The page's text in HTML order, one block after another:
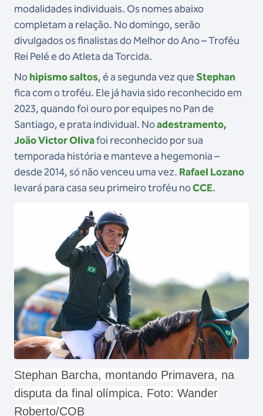
modalidades individuais. Os nomes abaixo
completam a relação. No domingo, serão
divulgados os finalistas do Melhor do Ano – Troféu
Rei Pelé e do Atleta da Torcida.
Nohipismo saltos, é a segunda vez queStephan
fica com o troféu. Ele já havia sido reconhecido em
2023, quando foi ouro por equipes no Pan de
Santiago, e prata individual. Noadestramento,
João Victor Olivafoi reconhecido por sua
temporada história e manteve a hegemonia –
desde 2014, só não venceu uma vez. Rafael Lozano
levará para casa seu primeiro troféu noCCE.
Stephan Barcha, montando Primavera, na
disputa da final olímpica. Foto: Wander
Roberto/COB